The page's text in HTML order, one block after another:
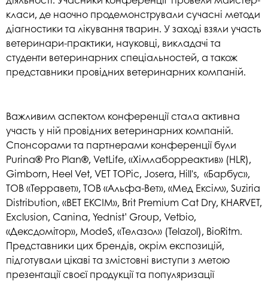
класи, де наочно продемонстрували сучасні методи
діагностики та лікування тварин. У заході взяли участь
ветеринари-практики, науковці, викладачі та
студенти ветеринарних спеціальностей, а також
представники провідних ветеринарних компаній.
Важливим аспектом конференції стала активна
участь у ній провідних ветеринарних компаній.
Спонсорами та партнерами конференції були
Purina® Pro Plan®, VetLife, «Хімлаборреактив» (HLR),
Gimborn, Heel Vet, VET TOPic, Josera, Hill's, «Барбус»,
ТОВ «Терравет», ТОВ «Альфа-Вет», «Мед Ексім», Suziria
Distribution, «ВЕТ ЕКСІМ», Brit Premium Cat Dry, KHARVET,
Exclusion, Canina, Yednist’ Group, Vetbio,
«Дексдомітор», ModeS, «Телазол» (Telazol), BioRitm.
Представники цих брендів, окрім експозицій,
підготували цікаві та змістовні виступи з метою
презентації своєї продукції та популяризації